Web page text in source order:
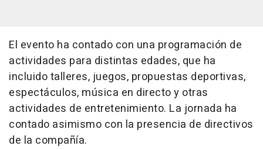
El evento ha contado con una programación de
actividades para distintas edades, que ha
incluido talleres, juegos, propuestas deportivas,
espectáculos, música en directo y otras
actividades de entretenimiento. La jornada ha
contado asimismo con la presencia de directivos
de la compañía.